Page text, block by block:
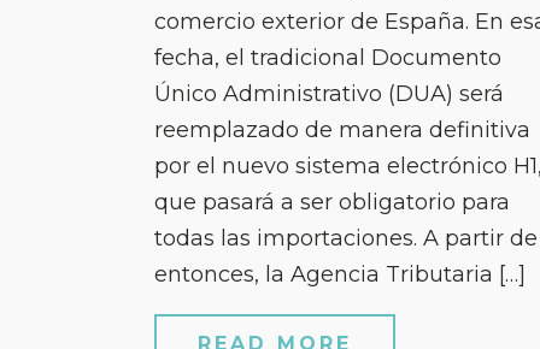
comercio exterior de España. En
fecha, el tradicional Documento
Único Administrativo (DUA) será
reemplazado de manera definitiva
por el nuevo sistema electrónico H1,
que pasará a ser obligatorio para
todas las importaciones. A partir de
entonces, la Agencia Tributaria […]
READ MORE